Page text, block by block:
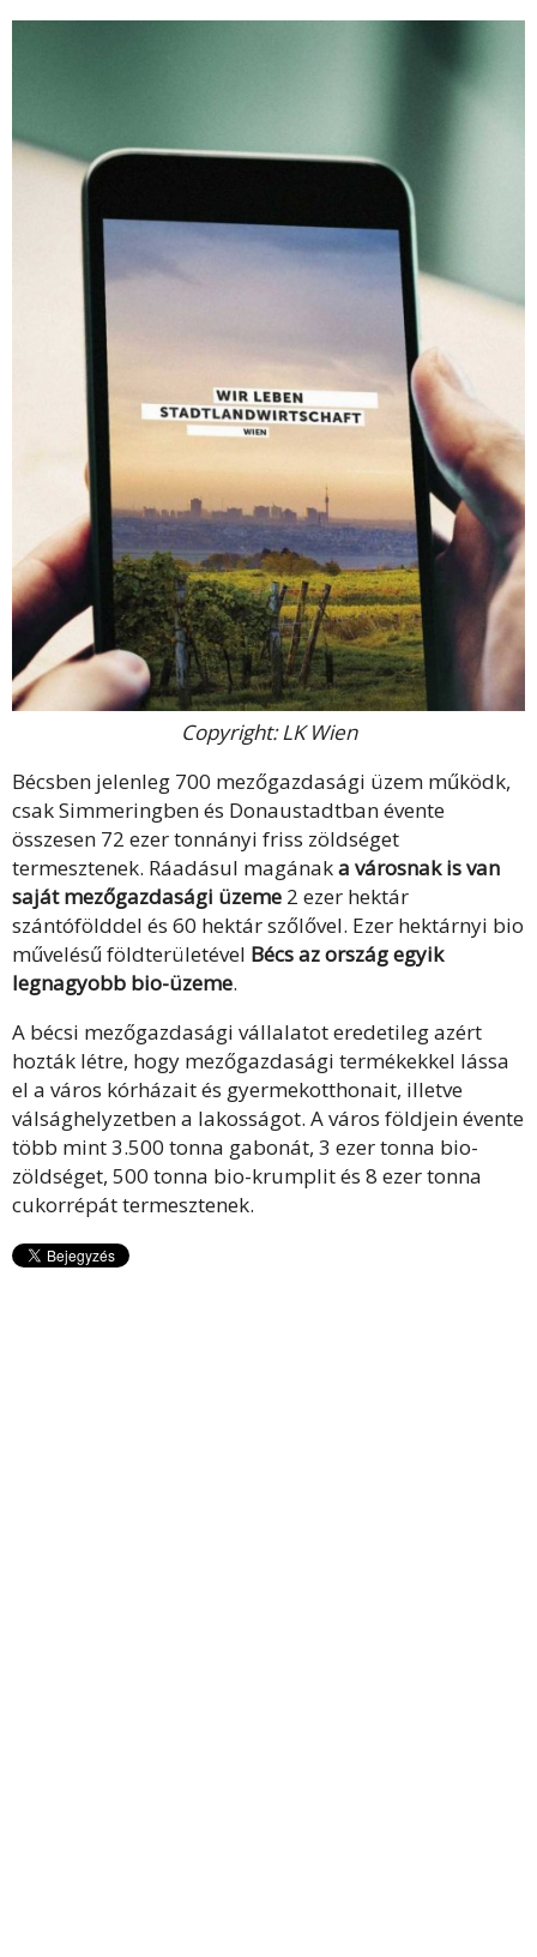
Copyright: LK Wien
Bécsben jelenleg 700 mezőgazdasági üzem működk,
csak Simmeringben és Donaustadtban évente
összesen 72 ezer tonnányi friss zöldséget
termesztenek. Ráadásul magánaka városnak is van
saját mezőgazdasági üzeme 2 ezer hektár
szántófölddel és 60 hektár szőlővel. Ezer hektárnyi bio
művelésű földterületével Bécs az ország egyik
legnagyobb bio-üzeme.
A bécsi mezőgazdasági vállalatot eredetileg azért
hozták létre, hogy mezőgazdasági termékekkel lássa
el a város kórházait és gyermekotthonait, illetve
válsághelyzetben a lakosságot. A város földjein évente
több mint 3.500 tonna gabonát, 3 ezer tonna bio-
zöldséget, 500 tonna bio-krumplit és 8 ezer tonna
cukorrépát termesztenek.